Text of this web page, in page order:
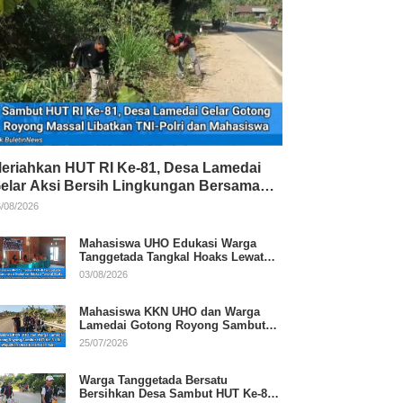
HUT RI Ke-81, Desa Lamedai
Aksi Bersih Lingkungan Bersama
Polri
08/2026
Mahasiswa UHO Edukasi Warga
Tanggetada Tangkal Hoaks Lewat
Program Literasi
03/08/2026
Mahasiswa KKN UHO dan Warga
Lamedai Gotong Royong Sambut
HUT Ke-81 RI
25/07/2026
Warga Tanggetada Bersatu
Bersihkan Desa Sambut HUT Ke-81